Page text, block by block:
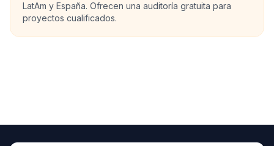
LatAm y España. Ofrecen una auditoría gratuita para
proyectos cualificados.